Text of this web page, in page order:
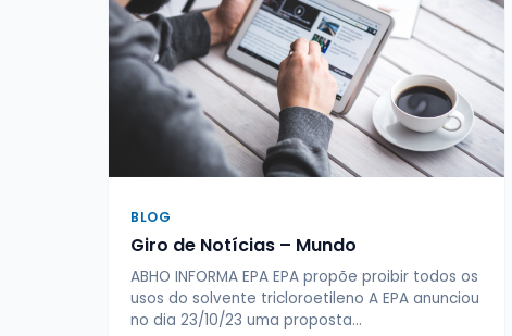
BLOG
Giro de Notícias – Mundo
ABHO INFORMA EPA EPA propõe proibir todos os
usos do solvente tricloroetileno A EPA anunciou
no dia 23/10/23 uma proposta…